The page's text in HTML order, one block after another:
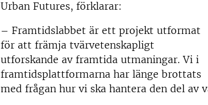
Urban Futures, förklarar:
– Framtidslabbet är ett projekt utformat
för att främja tvärvetenskapligt
utforskande av framtida utmaningar. Vi i
framtidsplattformarna har länge brottats
med frågan hur vi ska hantera den del av